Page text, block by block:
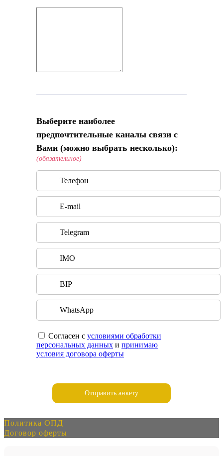
Выберите наиболее
предпочтительные каналы связи с
Вами (можно выбрать несколько):
(обязательное)
Телефон
E-mail
Telegram
IMO
BIP
WhatsApp
Согласен с условиями обработки
персональных данных и принимаю
условия договора оферты
Политика ОПД
Договор оферты